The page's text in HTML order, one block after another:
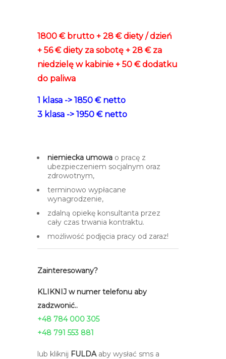
1800 € brutto + 28 € diety / dzień
+ 56 € diety za sobotę + 28 € za
niedzielę w kabinie + 50 € dodatku
do paliwa
1 klasa -> 1850 € netto
3 klasa -> 1950 € netto
niemiecka umowa o pracę z
ubezpieczeniem socjalnym oraz
zdrowotnym,
terminowo wypłacane
wynagrodzenie,
zdalną opiekę konsultanta przez
cały czas trwania kontraktu.
możliwość podjęcia pracy od zaraz!
Zainteresowany?
KLIKNIJ w numer telefonu aby
zadzwonić..
+48 784 000 305
+48 791 553 881
lub kliknij FULDA aby wysłać sms a